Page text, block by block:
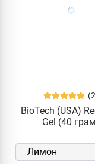
BioTech (USA)
Gel (40